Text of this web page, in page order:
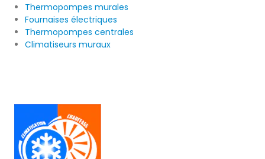
Thermopompes murales
Fournaises électriques
Thermopompes centrales
Climatiseurs muraux